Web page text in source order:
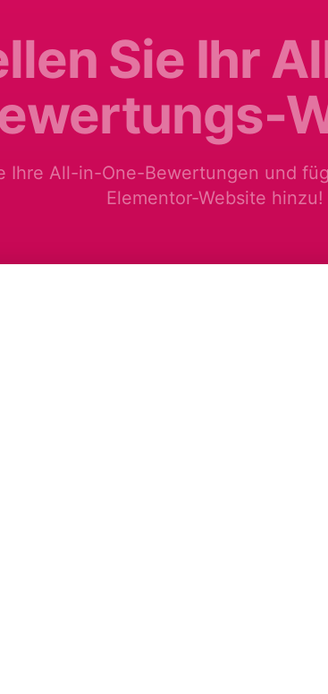
Sie Ihr
Ihre All-in-One-Bewertungen und
Elementor-Website hinzu!